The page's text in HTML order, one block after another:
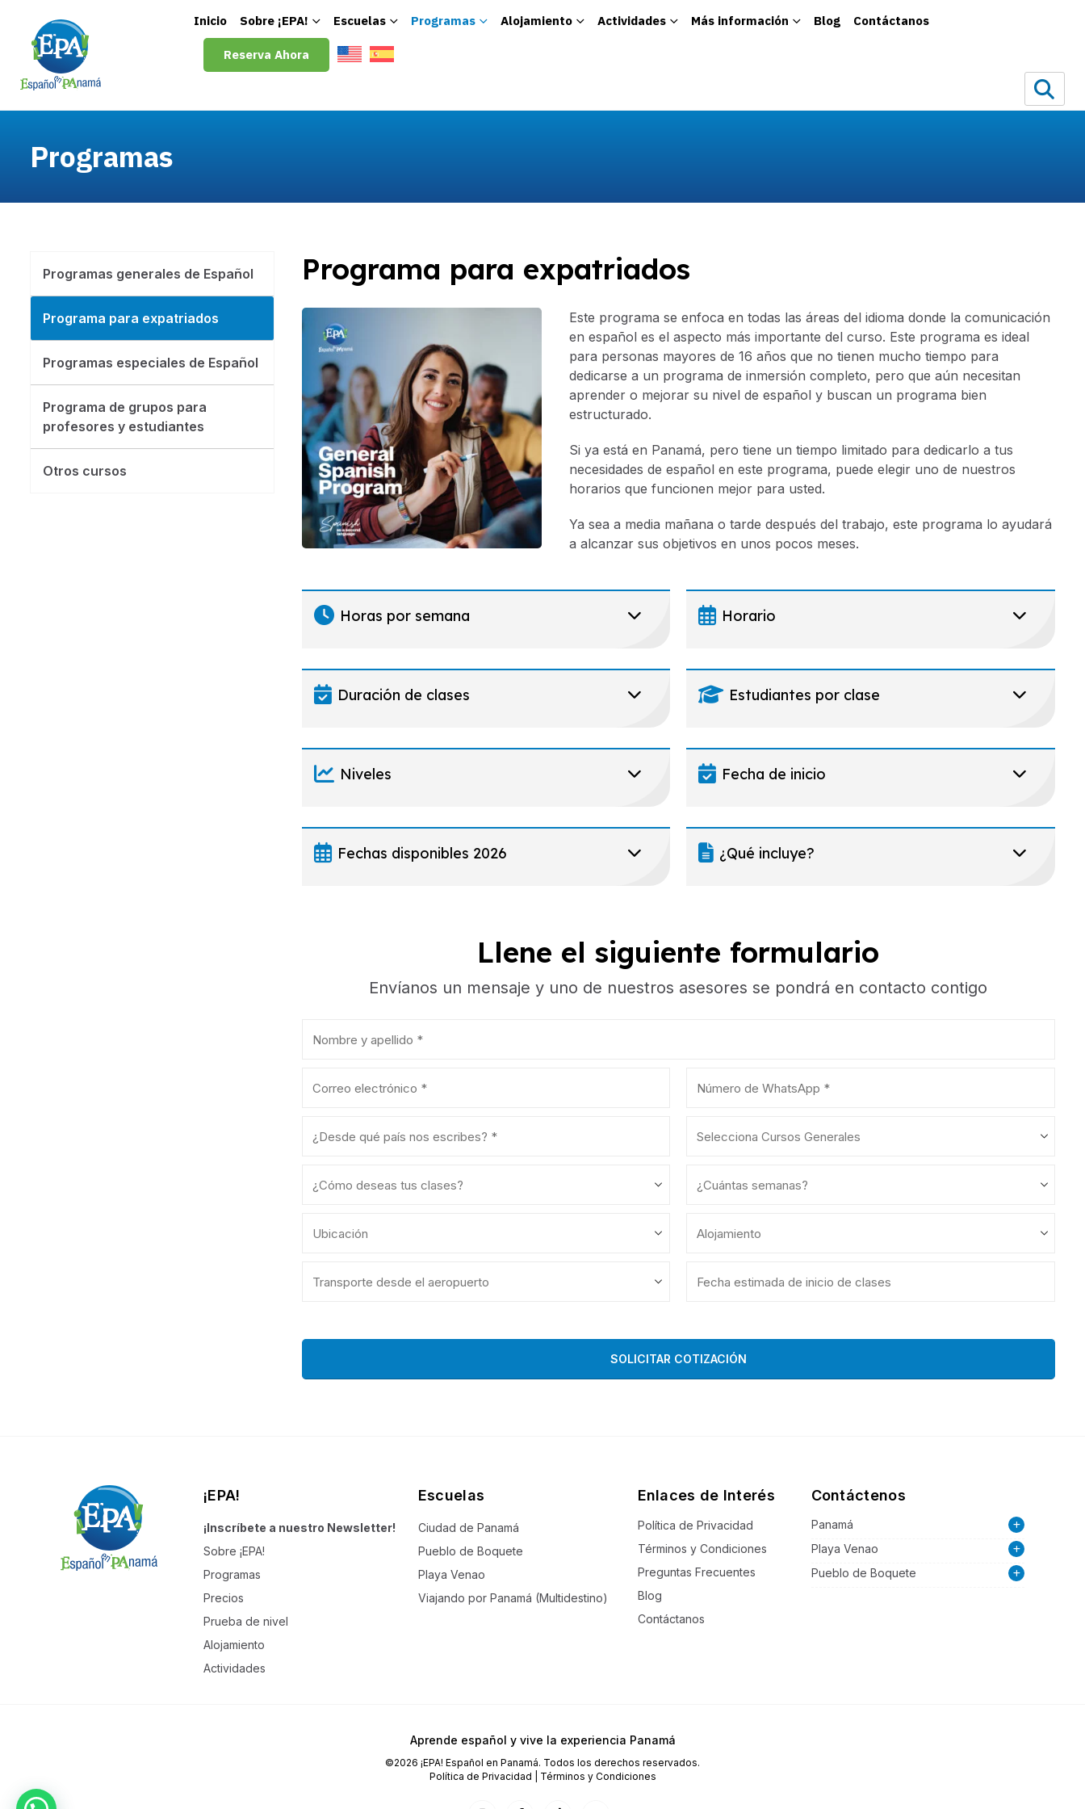
Inicio Sobre ¡EPA! Escuelas Programas Alojamiento Actividades Más información Blog Contáctanos
Reserva Ahora
Programas
Programas generales de Español
Programa para expatriados
Programas especiales de Español
Programa de grupos para
profesores y estudiantes
Otros cursos
Programa para expatriados
Este programa se enfoca en todas las áreas del idioma donde la comunicación
en español es el aspecto más importante del curso. Este programa es ideal
para personas mayores de 16 años que no tienen mucho tiempo para
dedicarse a un programa de inmersión completo, pero que aún necesitan
aprender o mejorar su nivel de español y buscan un programa bien
estructurado.
Si ya está en Panamá, pero tiene un tiempo limitado para dedicarlo a tus
necesidades de español en este programa, puede elegir uno de nuestros
horarios que funcionen mejor para usted.
Ya sea a media mañana o tarde después del trabajo, este programa lo ayudará
a alcanzar sus objetivos en unos pocos meses.
Horas por semana Horario
Duración de clases Estudiantes por clase
Niveles Fecha de inicio
Fechas disponibles 2026 ¿Qué incluye?
Llene el siguiente formulario
Envíanos un mensaje y uno de nuestros asesores se pondrá en contacto contigo
¡EPA!
¡Inscríbete a nuestro Newsletter!
Sobre ¡EPA!
Programas
Precios
Prueba de nivel
Alojamiento
Actividades
Escuelas
Ciudad de Panamá
Pueblo de Boquete
Playa Venao
Viajando por Panamá (Multidestino)
Enlaces de Interés
Política de Privacidad
Términos y Condiciones
Preguntas Frecuentes
Blog
Contáctanos
Contáctenos
Panamá
Playa Venao
Pueblo de Boquete
Aprende español y vive la experiencia Panamá
©2026 ¡EPA! Español en Panamá. Todos los derechos reservados.
Política de Privacidad | Términos y Condiciones